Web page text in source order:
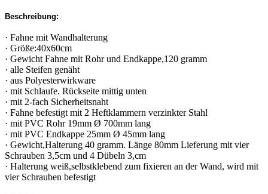
Beschreibung:
· Fahne mit Wandhalterung
· Größe:40x60cm
· Gewicht Fahne mit Rohr und Endkappe,120 gramm
· alle Steifen genäht
· aus Polyesterwirkware
· mit Schlaufe. Rückseite mittig unten
· mit 2-fach Sicherheitsnaht
· Fahne befestigt mit 2 Heftklammern verzinkter Stahl
· mit PVC Rohr 19mm Ø 700mm lang
· mit PVC Endkappe 25mm Ø 45mm lang
· Gewicht,Halterung 40 gramm. Länge 80mm Lieferung mit vier
Schrauben 3,5cm und 4 Dübeln 3,cm
· Halterung weiß,selbstklebend zum fixieren an der Wand, wird mit
vier Schrauben befestigt